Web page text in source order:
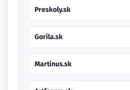
Preskoly.sk
Gorila.sk
Martinus.sk